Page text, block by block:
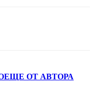
ЕЩЕ ОТ АВТОРА